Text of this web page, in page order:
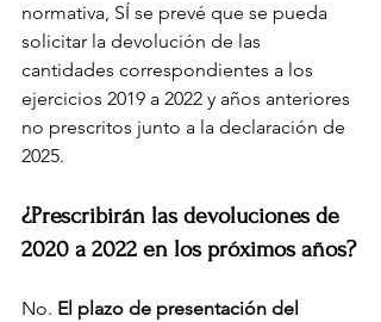
normativa, SÍ se prevé que se pueda
solicitar la devolución de las
cantidades correspondientes a los
ejercicios 2019 a 2022 y años anteriores
no prescritos junto a la declaración de
2025.
¿Prescribirán las devoluciones de
2020 a 2022 en los próximos años?
No. El plazo de presentación del